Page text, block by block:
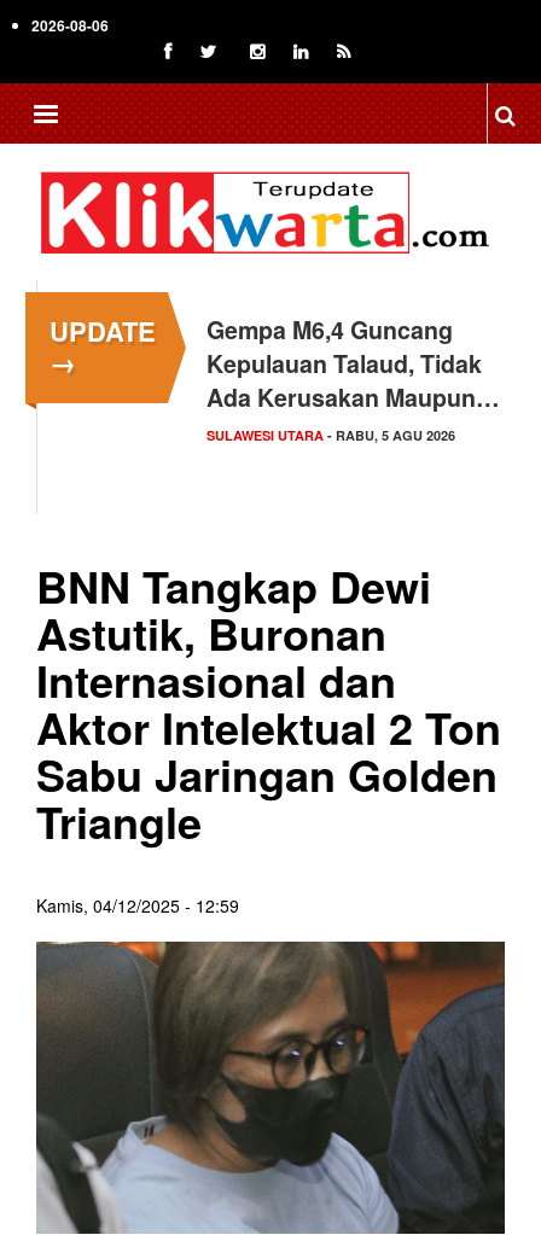
to
content
2026-08-06
UPDATE
→
Gempa M6,4 Guncang
Kepulauan Talaud, Tidak
Ada Kerusakan Maupun…
SULAWESI UTARA - RABU, 5 AGU 2026
BNN Tangkap Dewi
Astutik, Buronan
Internasional dan
Aktor Intelektual 2 Ton
Sabu Jaringan Golden
Triangle
Kamis, 04/12/2025 - 12:59